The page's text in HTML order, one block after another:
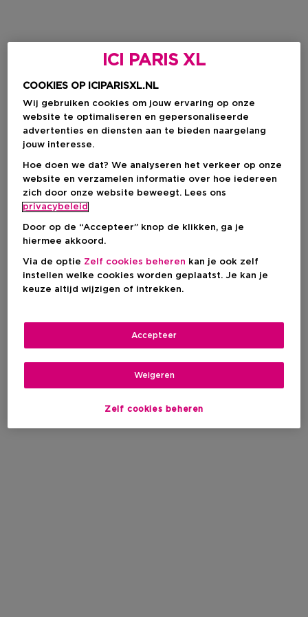
ICI PARIS XL
COOKIES OP ICIPARISXL.NL
Wij gebruiken cookies om jouw ervaring op onze
website te optimaliseren en gepersonaliseerde
advertenties en diensten aan te bieden naargelang
jouw interesse.
Hoe doen we dat? We analyseren het verkeer op onze
website en verzamelen informatie over hoe iedereen
zich door onze website beweegt. Lees ons
privacybeleid
Door op de “Accepteer” knop de klikken, ga je
hiermee akkoord.
Via de optie Zelf cookies beheren kan je ook zelf
instellen welke cookies worden geplaatst. Je kan je
keuze altijd wijzigen of intrekken.
Zelf cookies beheren
Weigeren
Accepteer